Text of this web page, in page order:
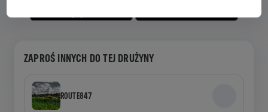
ZAPROŚ INNYCH DO TEJ DRUŻYNY
ROUTE847